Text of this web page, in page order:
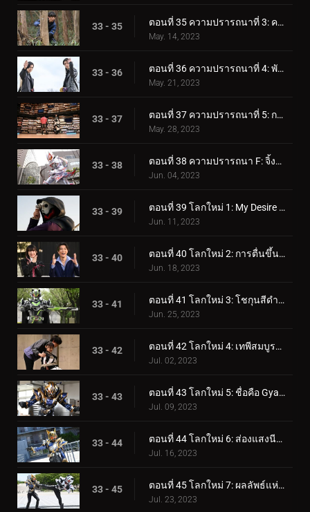
33 - 35 ตอนที่ 35 ความปรารถนาที่ 3: ความปรารถนาของพี่สาวคนโต ความปรารถนาของน้องชายตัวน้อย
May. 14, 2023
33 - 36 ตอนที่ 36 ความปรารถนาที่ 4: พันธมิตรชั่วคราว
May. 21, 2023
33 - 37 ตอนที่ 37 ความปรารถนาที่ 5: การทำลายล้างที่บริสุทธิ์ราวกับสีขาว
May. 28, 2023
33 - 38 ตอนที่ 38 ความปรารถนา F: จิ้งจอกเก้าหาง!
Jun. 04, 2023
33 - 39 ตอนที่ 39 โลกใหม่ 1: My Desire Grand Prix
Jun. 11, 2023
33 - 40 ตอนที่ 40 โลกใหม่ 2: การตื่นขึ้นของผู้ประกอบการ
Jun. 18, 2023
33 - 41 ตอนที่ 41 โลกใหม่ 3: โชกุนสีดำสนิท
Jun. 25, 2023
33 - 42 ตอนที่ 42 โลกใหม่ 4: เทพีสมบูรณ์ ดาบแห่งความมืด
Jul. 02, 2023
33 - 43 ตอนที่ 43 โลกใหม่ 5: ชื่อคือ Gyaago!
Jul. 09, 2023
33 - 44 ตอนที่ 44 โลกใหม่ 6: ส่องแสงนีออน
Jul. 16, 2023
33 - 45 ตอนที่ 45 โลกใหม่ 7: ผลลัพธ์แห่งความปรารถนา
Jul. 23, 2023